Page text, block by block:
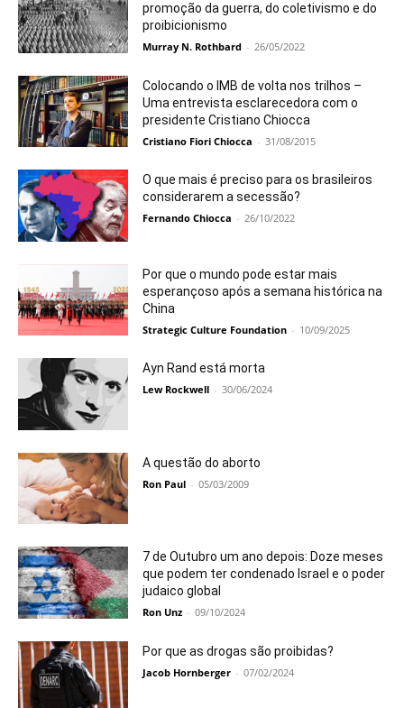
promoção da guerra, do coletivismo e do
proibicionismo
Murray N. Rothbard - 26/05/2022
Colocando o IMB de volta nos trilhos –
Uma entrevista esclarecedora com o
presidente Cristiano Chiocca
Cristiano Fiori Chiocca - 31/08/2015
O que mais é preciso para os brasileiros
considerarem a secessão?
Fernando Chiocca - 26/10/2022
Por que o mundo pode estar mais
esperançoso após a semana histórica na
China
Strategic Culture Foundation - 10/09/2025
Ayn Rand está morta
Lew Rockwell - 30/06/2024
A questão do aborto
Ron Paul - 05/03/2009
7 de Outubro um ano depois: Doze meses
que podem ter condenado Israel e o poder
judaico global
Ron Unz - 09/10/2024
Por que as drogas são proibidas?
Jacob Hornberger - 07/02/2024